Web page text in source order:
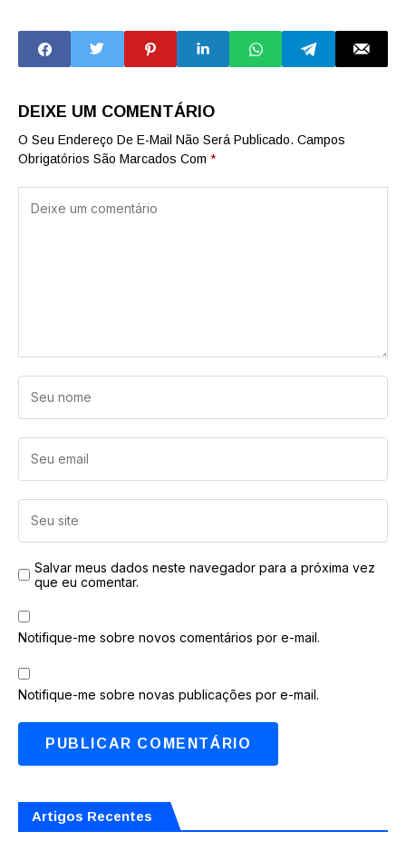
Copa do Mundo
milhões
DEIXE UM COMENTÁRIO
O Seu Endereço De E-Mail Não Será Publicado. Campos
Obrigatórios São Marcados Com *
Salvar meus dados neste navegador para a próxima vez
que eu comentar.
Notifique-me sobre novos comentários por e-mail.
Notifique-me sobre novas publicações por e-mail.
Artigos Recentes